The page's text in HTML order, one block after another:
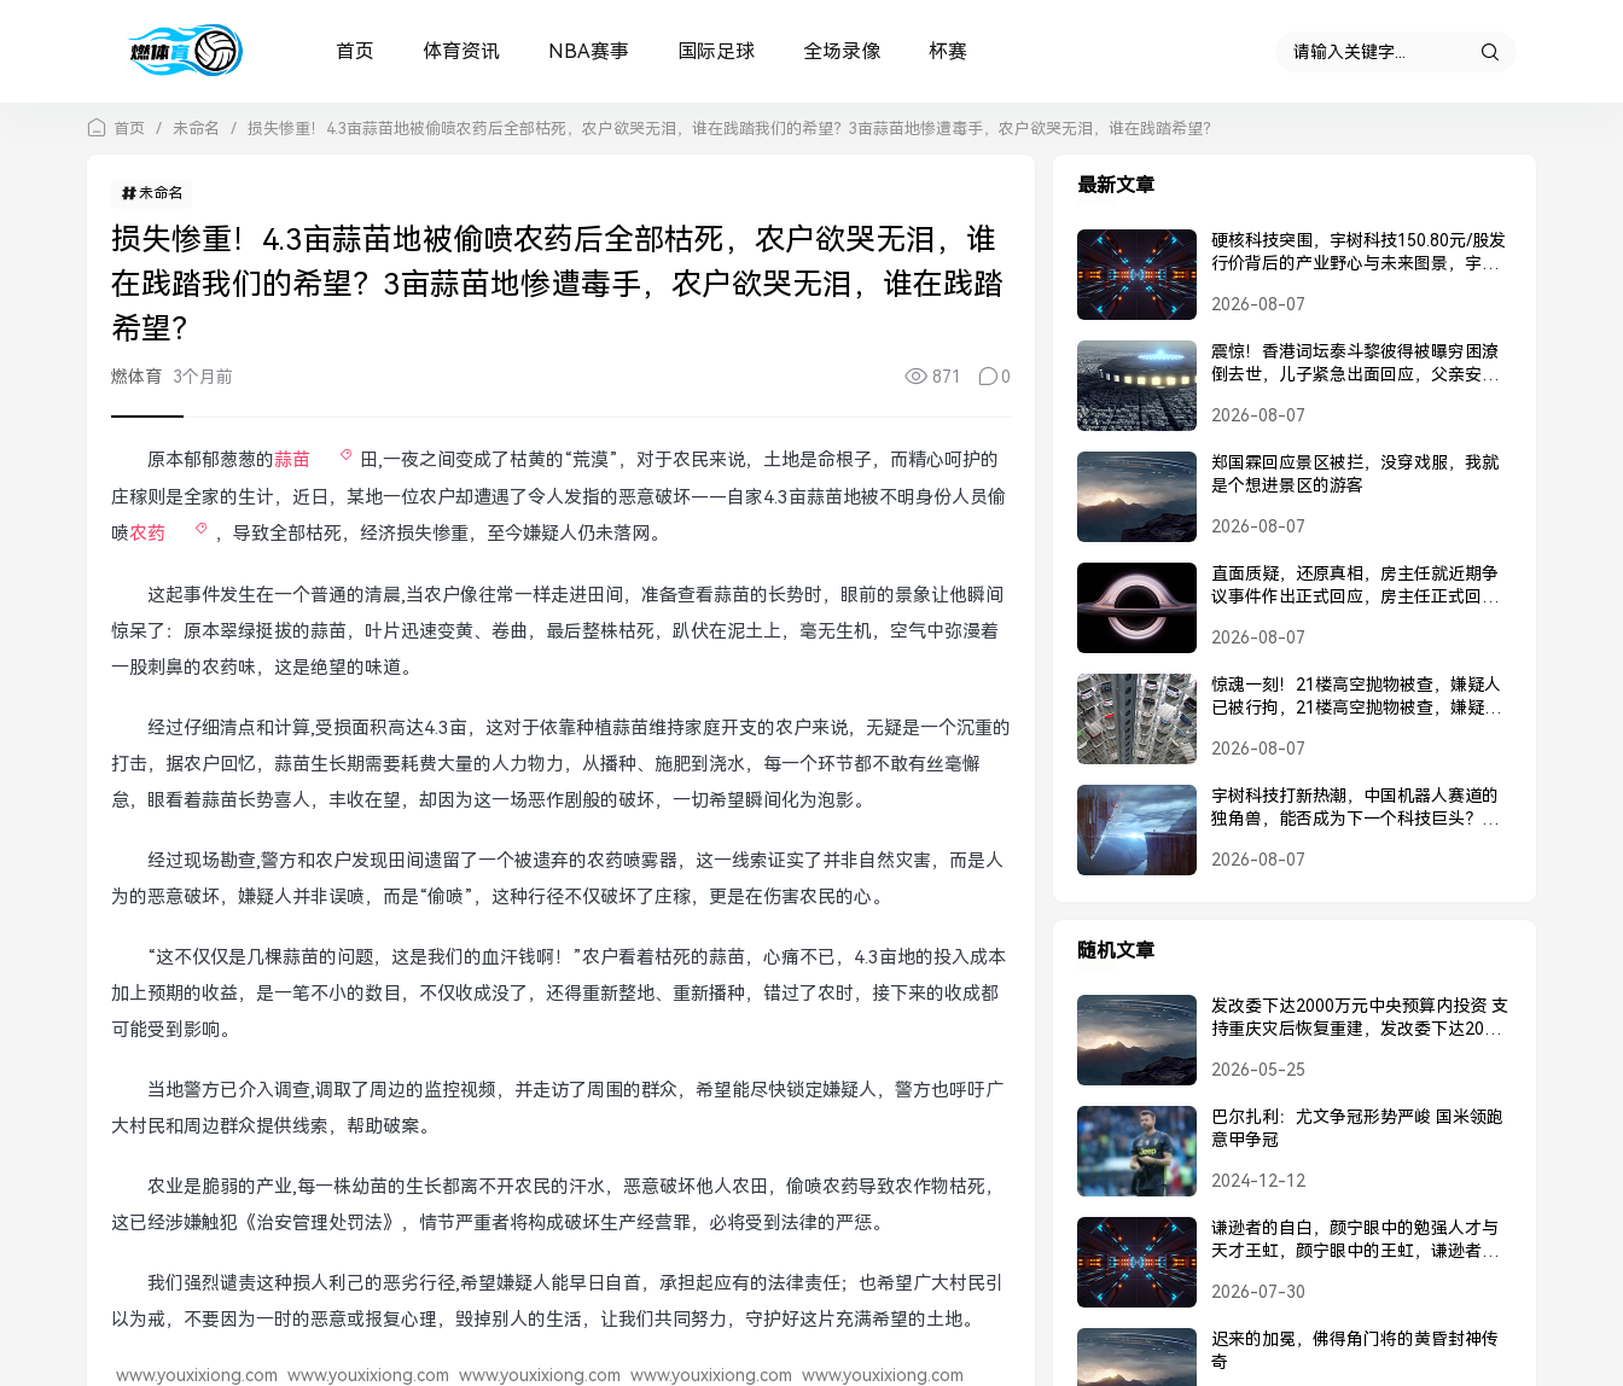
首页 体育资讯 NBA赛事 国际足球 全场录像 杯赛
首页 / 未命名 / 损失惨重！4.3亩蒜苗地被偷喷农药后全部枯死，农户欲哭无泪，谁在践踏我们的希望？3亩蒜苗地惨遭毒手，农户欲哭无泪，谁在践踏希望？
未命名
损失惨重！4.3亩蒜苗地被偷喷农药后全部枯死，农户欲哭无泪，谁
在践踏我们的希望？3亩蒜苗地惨遭毒手，农户欲哭无泪，谁在践踏
希望？
燃体育 3个月前 871 0
原本郁郁葱葱的蒜苗
田,一夜之间变成了枯黄的“荒漠”，对于农民来说，土地是命根子，而精心呵护的
庄稼则是全家的生计，近日，某地一位农户却遭遇了令人发指的恶意破坏——自家4.3亩蒜苗地被不明身份人员偷
喷农药 ，导致全部枯死，经济损失惨重，至今嫌疑人仍未落网。
这起事件发生在一个普通的清晨,当农户像往常一样走进田间，准备查看蒜苗的长势时，眼前的景象让他瞬间
惊呆了：原本翠绿挺拔的蒜苗，叶片迅速变黄、卷曲，最后整株枯死，趴伏在泥土上，毫无生机，空气中弥漫着
一股刺鼻的农药味，这是绝望的味道。
经过仔细清点和计算,受损面积高达4.3亩，这对于依靠种植蒜苗维持家庭开支的农户来说，无疑是一个沉重的
打击，据农户回忆，蒜苗生长期需要耗费大量的人力物力，从播种、施肥到浇水，每一个环节都不敢有丝毫懈
怠，眼看着蒜苗长势喜人，丰收在望，却因为这一场恶作剧般的破坏，一切希望瞬间化为泡影。
经过现场勘查,警方和农户发现田间遗留了一个被遗弃的农药喷雾器，这一线索证实了并非自然灾害，而是人
为的恶意破坏，嫌疑人并非误喷，而是“偷喷”，这种行径不仅破坏了庄稼，更是在伤害农民的心。
“这不仅仅是几棵蒜苗的问题，这是我们的血汗钱啊！”农户看着枯死的蒜苗，心痛不已，4.3亩地的投入成本
加上预期的收益，是一笔不小的数目，不仅收成没了，还得重新整地、重新播种，错过了农时，接下来的收成都
可能受到影响。
当地警方已介入调查,调取了周边的监控视频，并走访了周围的群众，希望能尽快锁定嫌疑人，警方也呼吁广
大村民和周边群众提供线索，帮助破案。
农业是脆弱的产业,每一株幼苗的生长都离不开农民的汗水，恶意破坏他人农田，偷喷农药导致农作物枯死，
这已经涉嫌触犯《治安管理处罚法》，情节严重者将构成破坏生产经营罪，必将受到法律的严惩。
我们强烈谴责这种损人利己的恶劣行径,希望嫌疑人能早日自首，承担起应有的法律责任；也希望广大村民引
以为戒，不要因为一时的恶意或报复心理，毁掉别人的生活，让我们共同努力，守护好这片充满希望的土地。
www.youxixiong.com www.youxixiong.com www.youxixiong.com www.youxixiong.com www.youxixiong.com
最新文章
硬核科技突围，宇树科技150.80元/股发
行价背后的产业野心与未来图景，宇树
背后的产业野心与未来图景
2026-08-07
震惊！香港词坛泰斗黎彼得被曝穷困潦
倒去世，儿子紧急出面回应，父亲安
紧急回应，父亲安好并未离世
2026-08-07
郑国霖回应景区被拦，没穿戏服，我就
是个想进景区的游客
2026-08-07
直面质疑，还原真相，房主任就近期争
议事件作出正式回应，房主任正式回应
2026-08-07
惊魂一刻！21楼高空抛物被查，嫌疑人
已被行拘，21楼高空抛物被查，嫌疑人
2026-08-07
宇树科技打新热潮，中国机器人赛道的
独角兽，能否成为下一个科技巨头？宇
否成为下一个科技巨头？
2026-08-07
随机文章
发改委下达2000万元中央预算内投资 支
持重庆灾后恢复重建，发改委下达2000
重建
2026-05-25
巴尔扎利：尤文争冠形势严峻 国米领跑
意甲争冠
2024-12-12
谦逊者的自白，颜宁眼中的勉强人才与
天才王虹，颜宁眼中的王虹，谦逊者的
2026-07-30
迟来的加冕，佛得角门将的黄昏封神传
奇